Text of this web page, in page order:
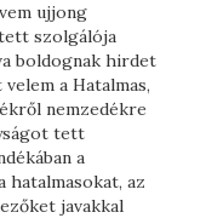
ujjong
szolgálója
boldognak hirdet
a Hatalmas,
nemzedékre
tett
a
az
javakkal